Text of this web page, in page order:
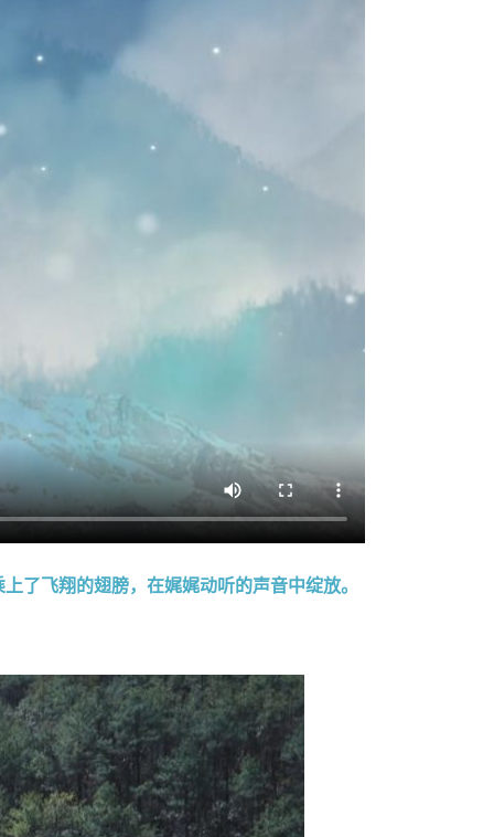
了飞翔的翅膀，在娓娓动听的声音中绽放。